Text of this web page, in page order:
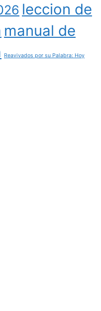
leccion de
manual de
Reavivados por su Palabra: Hoy